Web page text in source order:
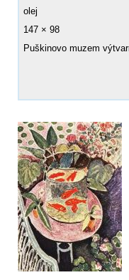
olej
147 × 98
Puškinovo muzem